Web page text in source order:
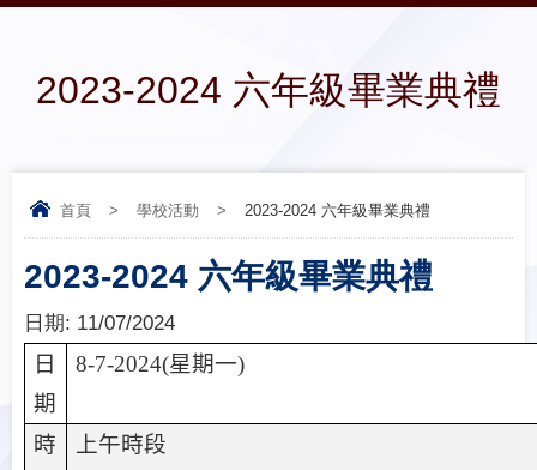
2023-2024 六年級畢業典禮
首頁 > 學校活動 > 2023-2024 六年級畢業典禮
2023-2024 六年級畢業典禮
日期: 11/07/2024
日
期
8-7-2024(星期一)
時
上午時段